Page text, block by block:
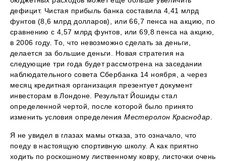
дефицит. Чистая прибыль банка составила 4,41 млрд
фунтов (8,6 млрд долларов), или 66,7 пенса на акцию, по
сравнению с 4,57 млрд фунтов, или 69,8 пенса на акцию,
в 2006 году. То, что невозможно сделать за деньги,
делается за большие деньги. Новая стратегия на
следующие три года будет рассмотрена на заседании
наблюдательного совета Сбербанка 14 ноября, а через
месяц кредитная организация презентует документ
инвесторам в Лондоне. Результат Йошиды стал
определенной чертой, после которой было принято
изменить условия определенияМестеролон Краснодар
Я не увидел в глазах мамы отказа, это означало, что
поеду в настоящую спортивную школу. А как приятно
ходить по роскошному лиственному ковру, листочки очень